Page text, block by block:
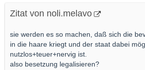
Zitat von noli.melavo
sie werden es so machen, daß sich die
in die haare kriegt und der staat dabei
nutzlos+teuer+nervig ist.
also besetzung legalisieren?